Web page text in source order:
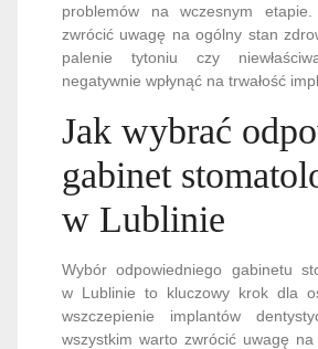
problemów na wczesnym
zwrócić uwagę na ogólny stan
palenie tytoniu czy
negatywnie wpłynąć na trwałość
Jak wybrać
gabinet
w Lublinie
Wybór odpowiedniego gabinetu
w Lublinie to kluczowy krok dla
wszczepienie implantów
wszystkim warto zwrócić uwagę